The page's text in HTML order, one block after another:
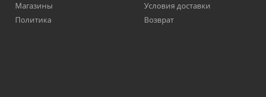
Магазины
Политика
Условия доставки
Возврат